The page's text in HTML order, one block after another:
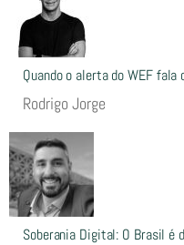
Quando o alerta do WEF fala
Rodrigo Jorge
Soberania Digital: O Brasil é